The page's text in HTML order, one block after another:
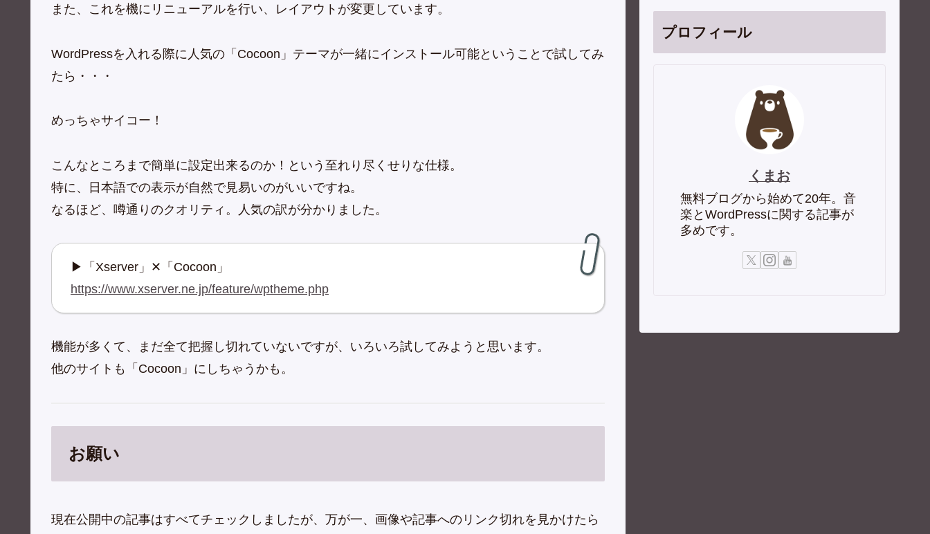
また、これを機にリニューアルを行い、レイアウトが変更しています。
WordPressを入れる際に人気の「Cocoon」テーマが一緒にインストール可能ということで試してみ
たら・・・
めっちゃサイコー！
こんなところまで簡単に設定出来るのか！という至れり尽くせりな仕様。
特に、日本語での表示が自然で見易いのがいいですね。
なるほど、噂通りのクオリティ。人気の訳が分かりました。
▶「Xserver」✕「Cocoon」
https://www.xserver.ne.jp/feature/wptheme.php
機能が多くて、まだ全て把握し切れていないですが、いろいろ試してみようと思います。
他のサイトも「Cocoon」にしちゃうかも。
お願い
現在公開中の記事はすべてチェックしましたが、万が一、画像や記事へのリンク切れを見かけたら
プロフィール
くまお
無料ブログから始めて20年。音
楽とWordPressに関する記事が
多めです。